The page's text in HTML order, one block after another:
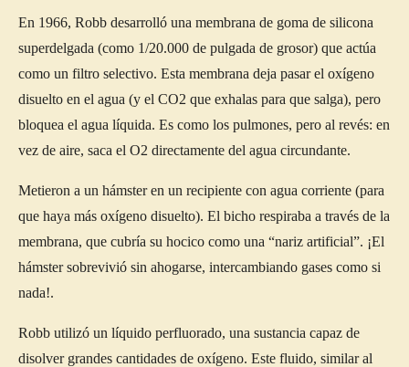
En 1966, Robb desarrolló una membrana de goma de silicona
superdelgada (como 1/20.000 de pulgada de grosor) que actúa
como un filtro selectivo. Esta membrana deja pasar el oxígeno
disuelto en el agua (y el CO2 que exhalas para que salga), pero
bloquea el agua líquida. Es como los pulmones, pero al revés: en
vez de aire, saca el O2 directamente del agua circundante.
Metieron a un hámster en un recipiente con agua corriente (para
que haya más oxígeno disuelto). El bicho respiraba a través de la
membrana, que cubría su hocico como una “nariz artificial”. ¡El
hámster sobrevivió sin ahogarse, intercambiando gases como si
nada!.
Robb utilizó un líquido perfluorado, una sustancia capaz de
disolver grandes cantidades de oxígeno. Este fluido, similar al